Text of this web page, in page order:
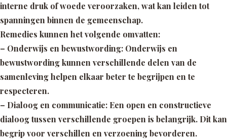
interne druk of woede veroorzaken, wat kan leiden tot
spanningen binnen de gemeenschap.
Remedies kunnen het volgende omvatten:
– Onderwijs en bewustwording: Onderwijs en
bewustwording kunnen verschillende delen van de
samenleving helpen elkaar beter te begrijpen en te
respecteren.
– Dialoog en communicatie: Een open en constructieve
dialoog tussen verschillende groepen is belangrijk. Dit kan
begrip voor verschillen en verzoening bevorderen.